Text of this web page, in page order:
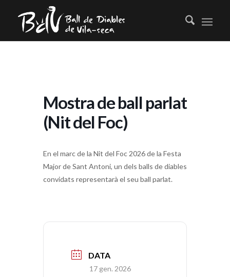
Mostra de ball parlat
(Nit del Foc)
En el marc de la Nit del Foc 2026 de la Festa
Major de Sant Antoni, un dels balls de diables
convidats representarà el seu ball parlat.
DATA
17 gen. 2026